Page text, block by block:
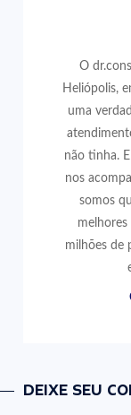
O
Heliópolis,
uma
não tinha.
nos
somos
milhões de
DEIXE SEU